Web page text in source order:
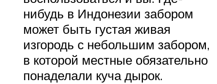
нибудь в Индонезии забором
может быть густая живая
изгородь с небольшим забором,
в которой местные обязательно
понаделали куча дырок.